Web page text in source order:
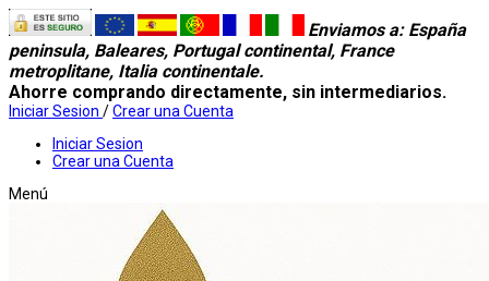
Enviamos a: España
peninsula, Baleares, Portugal continental, France
metroplitane, Italia continentale.
Ahorre comprando directamente, sin intermediarios.
Iniciar Sesion /Crear una Cuenta
Iniciar Sesion
Crear una Cuenta
Menú